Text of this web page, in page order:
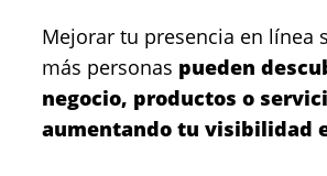
Mejorar tu presencia en línea
más personas pueden
negocio, productos o
aumentando tu visibilidad